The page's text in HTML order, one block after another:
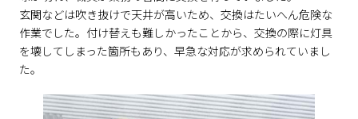
玄関などは吹き抜けで天井が高いため、交換はたいへん危険な
作業でした。付け替えも難しかったことから、交換の際に灯具
を壊してしまった箇所もあり、早急な対応が求められていまし
た。